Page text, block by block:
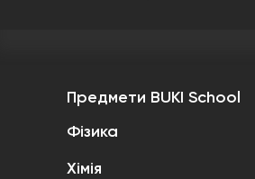
Предмети BUKI School
Фізика
Хімія